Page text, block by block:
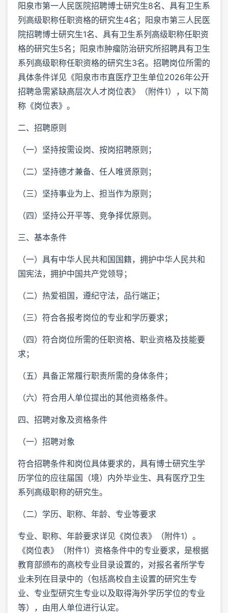
阳泉市第一人民医院招聘博士研究生8名、具有卫生系
列高级职称任职资格的研究生4名；阳泉市第三人民医
院招聘博士研究生1名、具有卫生系列高级职称任职资
格的研究生5名；阳泉市肿瘤防治研究所招聘具有卫生
系列高级职称任职资格的研究生3名。招聘岗位所需的
具体条件详见《阳泉市市直医疗卫生单位2026年公开
招聘急需紧缺高层次人才岗位表》（附件1），以下简
称《岗位表》。
二、招聘原则
（一）坚持按需设岗、按岗招聘原则；
（二）坚持德才兼备、任人唯贤原则；
（三）坚持事业为上、担当作为原则；
（四）坚持公开平等、竞争择优原则。
三、基本条件
（一）具有中华人民共和国国籍，拥护中华人民共和
国宪法，拥护中国共产党领导；
（二）热爱祖国，遵纪守法，品行端正；
（三）符合各报考岗位的专业和学历要求；
（四）符合岗位所需的任职资格、职业资格及技能要
求；
（五）具备正常履行职责所需的身体条件；
（六）符合用人单位提出的其他资格条件。
四、招聘对象及资格条件
（一）招聘对象
符合招聘条件和岗位具体要求的，具有博士研究生学
历学位的应往届国（境）内外毕业生、具有医疗卫生
系列高级职称的研究生。
（二）学历、职称、年龄、专业等要求
专业、职称、年龄要求详见《岗位表》（附件1）。
《岗位表》（附件1）资格条件中的专业要求，是根据
教育部颁布的高校专业目录设置的，对报名者所学专
业未列在目录中的（包括高校自主设置的研究生专
业、专业型研究生专业以及取得海外学历学位的专业
等），由用人单位进行认定。